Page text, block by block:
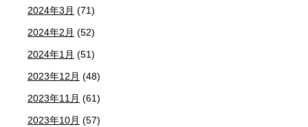
2024年3月 (71)
2024年2月 (52)
2024年1月 (51)
2023年12月 (48)
2023年11月 (61)
2023年10月 (57)